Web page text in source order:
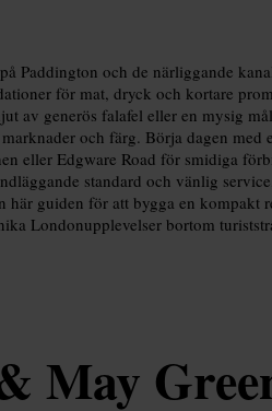
Paddington och de närliggande
för mat, dryck och kortare
av generös falafel eller en mysig
och färg. Börja dagen med
eller Edgware Road för smidiga
standard och vänlig
guiden för att bygga en kompakt
Londonupplevelser bortom
May